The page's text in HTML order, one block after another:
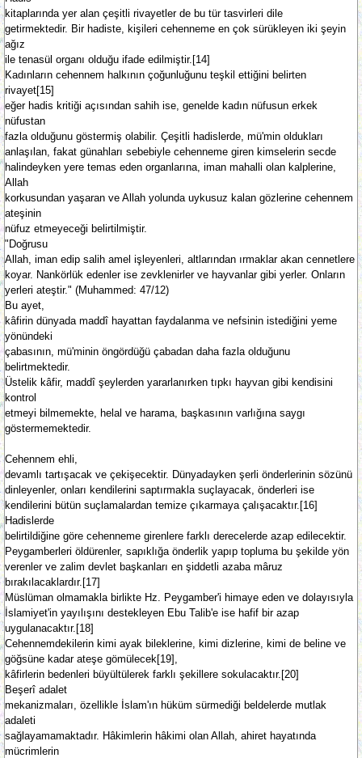
kitaplarında yer alan çeşitli rivayetler de bu tür tasvirleri dile
getirmektedir. Bir hadiste, kişileri cehenneme en çok sürükleyen iki şeyin
ağız
ile tenasül organı olduğu ifade edilmiştir.[14]
Kadınların cehennem halkının çoğunluğunu teşkil ettiğini belirten
rivayet[15]
eğer hadis kritiği açısından sahih ise, genelde kadın nüfusun erkek
nüfustan
fazla olduğunu göstermiş olabilir. Çeşitli hadislerde, mü'min oldukları
anlaşılan, fakat günahları sebebiyle cehenneme giren kimselerin secde
halindeyken yere temas eden organlarına, iman mahalli olan kalplerine,
Allah
korkusundan yaşaran ve Allah yolunda uykusuz kalan gözlerine cehennem
ateşinin
nüfuz etmeyeceği belirtilmiştir.
"Doğrusu
Allah, iman edip salih amel işleyenleri, altlarından ırmaklar akan cennetlere
koyar. Nankörlük edenler ise zevklenirler ve hayvanlar gibi yerler. Onların
yerleri ateştir." (Muhammed: 47/12)
Bu ayet,
kâfirin dünyada maddî hayattan faydalanma ve nefsinin istediğini yeme
yönündeki
çabasının, mü'minin öngördüğü çabadan daha fazla olduğunu
belirtmektedir.
Üstelik kâfir, maddî şeylerden yararlanırken tıpkı hayvan gibi kendisini
kontrol
etmeyi bilmemekte, helal ve harama, başkasının varlığına saygı
göstermemektedir.
Cehennem ehli,
devamlı tartışacak ve çekişecektir. Dünyadayken şerli önderlerinin sözünü
dinleyenler, onları kendilerini saptırmakla suçlayacak, önderleri ise
kendilerini bütün suçlamalardan temize çıkarmaya çalışacaktır.[16]
Hadislerde
belirtildiğine göre cehenneme girenlere farklı derecelerde azap edilecektir.
Peygamberleri öldürenler, sapıklığa önderlik yapıp topluma bu şekilde yön
verenler ve zalim devlet başkanları en şiddetli azaba mâruz
bırakılacaklardır.[17]
Müslüman olmamakla birlikte Hz. Peygamber'i himaye eden ve dolayısıyla
İslamiyet'in yayılışını destekleyen Ebu Talib'e ise hafif bir azap
uygulanacaktır.[18]
Cehennemdekilerin kimi ayak bileklerine, kimi dizlerine, kimi de beline ve
göğsüne kadar ateşe gömülecek[19],
kâfirlerin bedenleri büyültülerek farklı şekillere sokulacaktır.[20]
Beşerî adalet
mekanizmaları, özellikle İslam'ın hüküm sürmediği beldelerde mutlak
adaleti
sağlayamamaktadır. Hâkimlerin hâkimi olan Allah, ahiret hayatında
mücrimlerin